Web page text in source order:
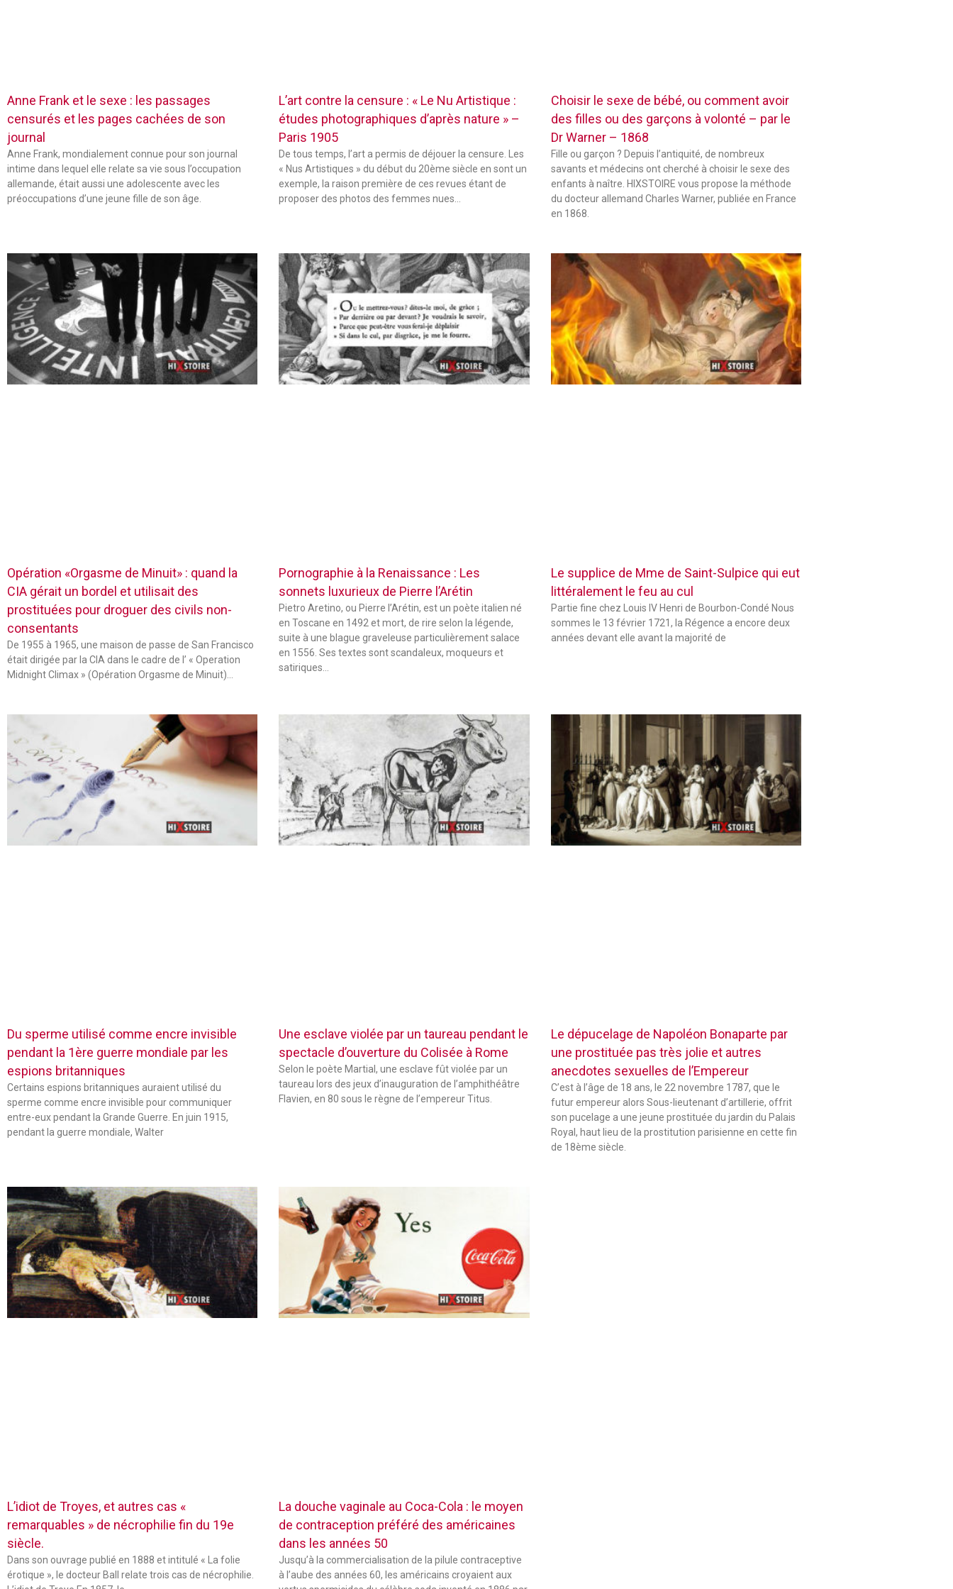
Anne Frank et le sexe : les passages
censurés et les pages cachées de son
journal
Anne Frank, mondialement connue pour son journal
intime dans lequel elle relate sa vie sous l’occupation
allemande, était aussi une adolescente avec les
préoccupations d’une jeune fille de son âge.
L’art contre la censure : « Le Nu Artistique :
études photographiques d’après nature » –
Paris 1905
De tous temps, l’art a permis de déjouer la censure. Les
« Nus Artistiques » du début du 20ème siècle en sont un
exemple, la raison première de ces revues étant de
proposer des photos des femmes nues…
Choisir le sexe de bébé, ou comment avoir
des filles ou des garçons à volonté – par le
Dr Warner – 1868
Fille ou garçon ? Depuis l’antiquité, de nombreux
savants et médecins ont cherché à choisir le sexe des
enfants à naître. HIXSTOIRE vous propose la méthode
du docteur allemand Charles Warner, publiée en France
en 1868.
Opération «Orgasme de Minuit» : quand la
CIA gérait un bordel et utilisait des
prostituées pour droguer des civils non-
consentants
De 1955 à 1965, une maison de passe de San Francisco
était dirigée par la CIA dans le cadre de l’ « Operation
Midnight Climax » (Opération Orgasme de Minuit)…
Pornographie à la Renaissance : Les
sonnets luxurieux de Pierre l’Arétin
Pietro Aretino, ou Pierre l’Arétin, est un poète italien né
en Toscane en 1492 et mort, de rire selon la légende,
suite à une blague graveleuse particulièrement salace
en 1556. Ses textes sont scandaleux, moqueurs et
satiriques…
Le supplice de Mme de Saint-Sulpice qui eut
littéralement le feu au cul
Partie fine chez Louis IV Henri de Bourbon-Condé Nous
sommes le 13 février 1721, la Régence a encore deux
années devant elle avant la majorité de
Du sperme utilisé comme encre invisible
pendant la 1ère guerre mondiale par les
espions britanniques
Certains espions britanniques auraient utilisé du
sperme comme encre invisible pour communiquer
entre-eux pendant la Grande Guerre. En juin 1915,
pendant la guerre mondiale, Walter
Une esclave violée par un taureau pendant le
spectacle d’ouverture du Colisée à Rome
Selon le poète Martial, une esclave fût violée par un
taureau lors des jeux d’inauguration de l’amphithéâtre
Flavien, en 80 sous le règne de l’empereur Titus.
Le dépucelage de Napoléon Bonaparte par
une prostituée pas très jolie et autres
anecdotes sexuelles de l’Empereur
C’est à l’âge de 18 ans, le 22 novembre 1787, que le
futur empereur alors Sous-lieutenant d’artillerie, offrit
son pucelage a une jeune prostituée du jardin du Palais
Royal, haut lieu de la prostitution parisienne en cette fin
de 18ème siècle.
L’idiot de Troyes, et autres cas «
remarquables » de nécrophilie fin du 19e
siècle.
Dans son ouvrage publié en 1888 et intitulé « La folie
érotique », le docteur Ball relate trois cas de nécrophilie.
La douche vaginale au Coca-Cola : le moyen
de contraception préféré des américaines
dans les années 50
Jusqu’à la commercialisation de la pilule contraceptive
à l’aube des années 60, les américains croyaient aux